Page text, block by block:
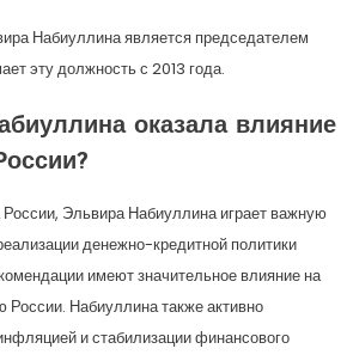
Набиуллина является председателем
эту должность с 2013 года.
оказала влияние
Эльвира Набиуллина играет важную
денежно-кредитной политики
имеют значительное влияние на
России. Набиуллина также активно
и стабилизации финансового